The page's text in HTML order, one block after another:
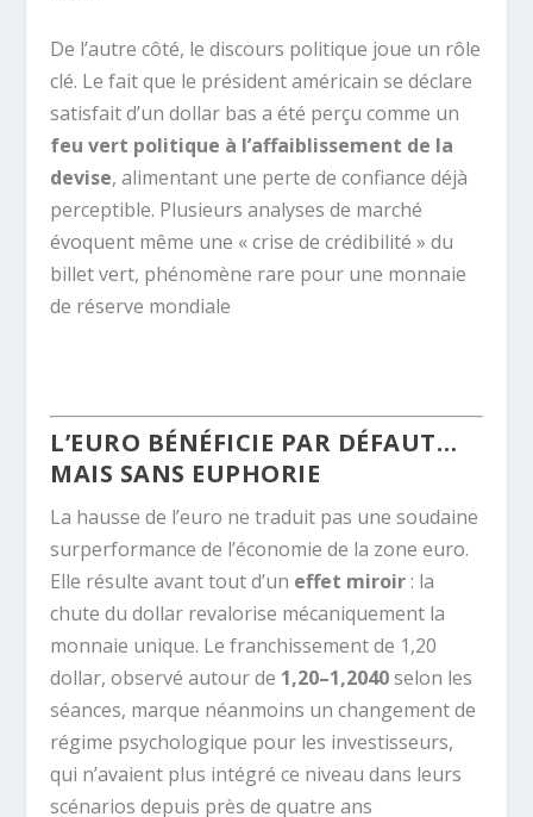
De l’autre côté, le discours politique joue un rôle
clé. Le fait que le président américain se déclare
satisfait d’un dollar bas a été perçu comme un
feu vert politique à l’affaiblissement de la
devise, alimentant une perte de confiance déjà
perceptible. Plusieurs analyses de marché
évoquent même une « crise de crédibilité » du
billet vert, phénomène rare pour une monnaie
de réserve mondiale
L’EURO BÉNÉFICIE PAR DÉFAUT…
MAIS SANS EUPHORIE
La hausse de l’euro ne traduit pas une soudaine
surperformance de l’économie de la zone euro.
Elle résulte avant tout d’un effet miroir : la
chute du dollar revalorise mécaniquement la
monnaie unique. Le franchissement de 1,20
dollar, observé autour de 1,20–1,2040selon les
séances, marque néanmoins un changement de
régime psychologique pour les investisseurs,
qui n’avaient plus intégré ce niveau dans leurs
scénarios depuis près de quatre ans